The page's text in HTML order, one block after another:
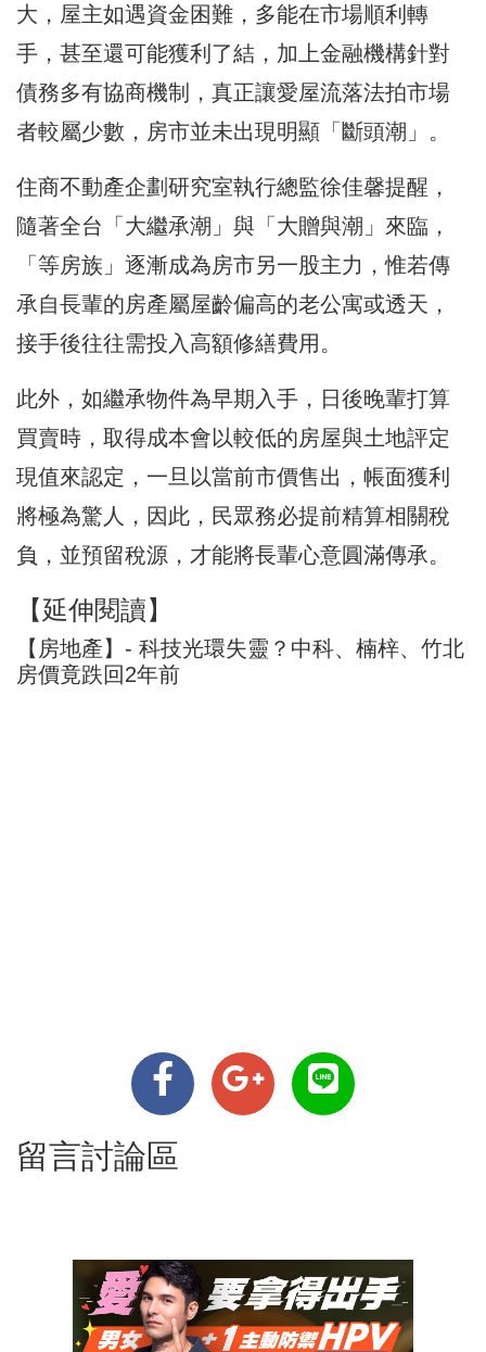
大，屋主如遇資金困難，多能在市場順利轉
手，甚至還可能獲利了結，加上金融機構針對
債務多有協商機制，真正讓愛屋流落法拍市場
者較屬少數，房市並未出現明顯「斷頭潮」。
住商不動產企劃研究室執行總監徐佳馨提醒，
隨著全台「大繼承潮」與「大贈與潮」來臨，
「等房族」逐漸成為房市另一股主力，惟若傳
承自長輩的房產屬屋齡偏高的老公寓或透天，
接手後往往需投入高額修繕費用。
此外，如繼承物件為早期入手，日後晚輩打算
買賣時，取得成本會以較低的房屋與土地評定
現值來認定，一旦以當前市價售出，帳面獲利
將極為驚人，因此，民眾務必提前精算相關稅
負，並預留稅源，才能將長輩心意圓滿傳承。
【延伸閱讀】
【房地產】- 科技光環失靈？中科、楠梓、竹北
房價竟跌回2年前
留言討論區